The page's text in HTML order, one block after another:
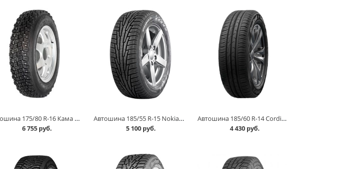
Автошина 175/80 R-16 Кама И 511 88Q шип (с камерой) в Омске
6 755 руб.
Автошина 185/55 R-15 Nokian Nordman RS2 86R в Омске
5 100 руб.
Автошина 185/60 R-14 Cordiant Comfort 2 86H в Омске
4 430 руб.